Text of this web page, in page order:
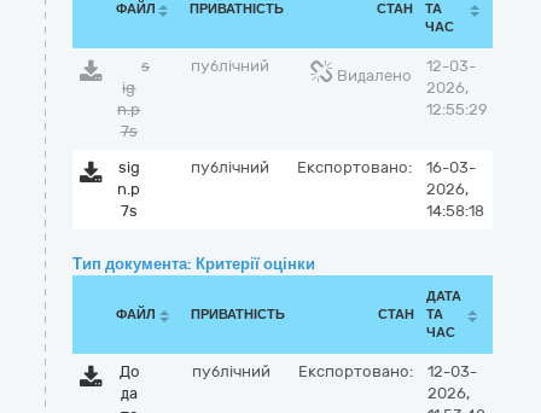
ФАЙЛ ПРИВАТНІСТЬ СТАН
ТА
ЧАС
s
ig
n.p
7s
публічний
Видалено
12-03-
2026,
12:55:29
sig
n.p
7s
публічний Експортовано:
16-03-
2026,
14:58:18
Тип документа: Критерії оцінки
ФАЙЛ ПРИВАТНІСТЬ СТАН
ДАТА
ТА
ЧАС
До
да
публічний Експортовано:
12-03-
2026,